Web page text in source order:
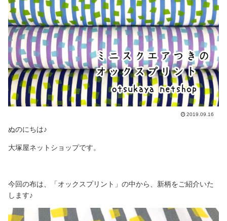
2019.09.16
ぬのにちは♪
大塚屋ネットショップです。
今回の布は、「オックスプリント」の中から、新柄をご紹介いた
します♪